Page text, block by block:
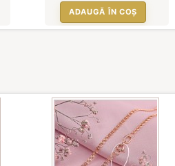
ADAUGĂ ÎN COȘ